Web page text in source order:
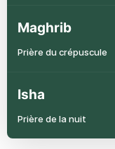
Maghrib
Prière du crépuscule
Isha
Prière de la nuit